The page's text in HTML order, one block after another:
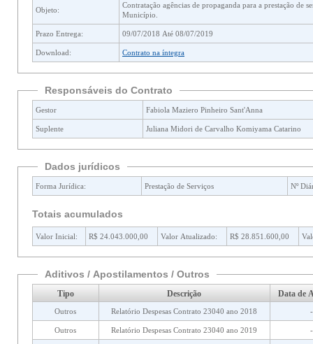
Objeto:
Contratação agências de propaganda para a prestação de serviços de publicidade para atendimento dos órgãos e entidades da administração direta e indireta do
Município.
Prazo Entrega: 09/07/2018 Até 08/07/2019
Download: Contrato na íntegra
Responsáveis do Contrato
Gestor Fabiola Maziero Pinheiro Sant'Anna
Suplente Juliana Midori de Carvalho Komiyama Catarino
Dados jurídicos
Forma Jurídica: Prestação de Serviços Nº
Totais acumulados
Valor Inicial: R$ 24.043.000,00 Valor Atualizado: R$ 28.851.600,00
Aditivos / Apostilamentos / Outros
Tipo Descrição Data de
Outros Relatório Despesas Contrato 23040 ano 2018
Outros Relatório Despesas Contrato 23040 ano 2019